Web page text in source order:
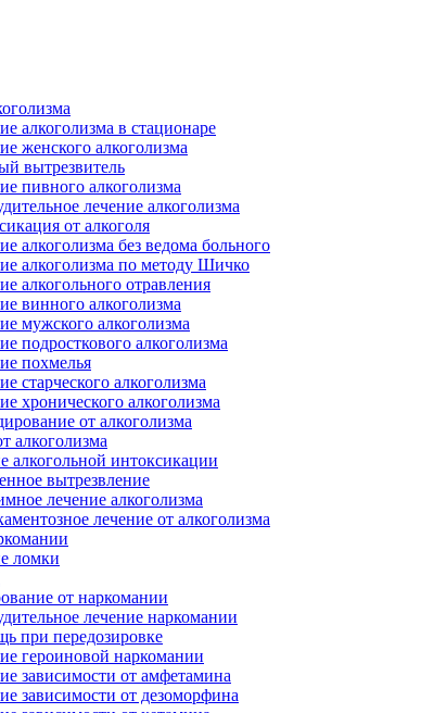
алкоголизма в стационаре
женского алкоголизма
вытрезвитель
пивного алкоголизма
лечение алкоголизма
от алкоголя
алкоголизма без ведома больного
алкоголизма по методу Шичко
алкогольного отравления
винного алкоголизма
мужского алкоголизма
подросткового алкоголизма
похмелья
старческого алкоголизма
хронического алкоголизма
от алкоголизма
алкоголизма
алкогольной интоксикации
вытрезвление
лечение алкоголизма
лечение от алкоголизма
ломки
от наркомании
лечение наркомании
при передозировке
героиновой наркомании
зависимости от амфетамина
зависимости от дезоморфина